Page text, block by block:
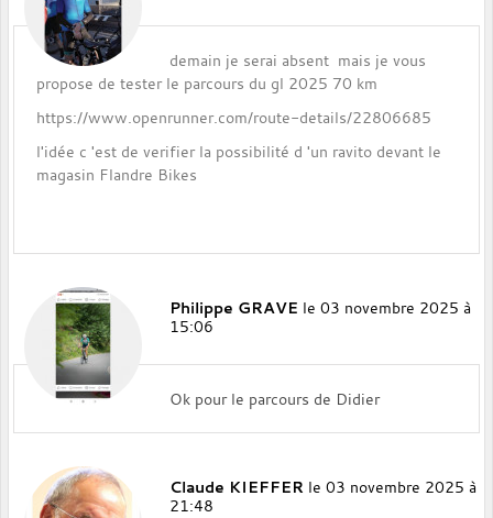
demain je serai absent mais je vous
propose de tester le parcours du gl 2025 70 km
https://www.openrunner.com/route-details/22806685
l'idée c 'est de verifier la possibilité d 'un ravito devant le
magasin Flandre Bikes
Philippe GRAVE le 03 novembre 2025 à
15:06
Ok pour le parcours de Didier
Claude KIEFFER le 03 novembre 2025 à
21:48